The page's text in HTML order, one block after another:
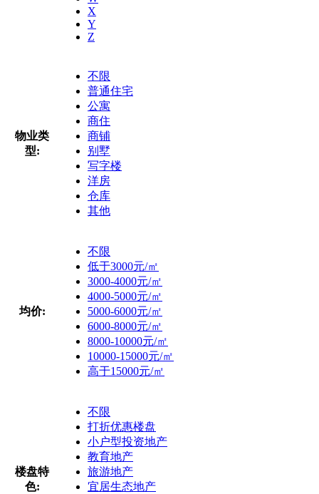
X
Y
Z
物业类
型:
不限
普通住宅
公寓
商住
商铺
别墅
写字楼
洋房
仓库
其他
均价:
不限
低于3000元/㎡
3000-4000元/㎡
4000-5000元/㎡
5000-6000元/㎡
6000-8000元/㎡
8000-10000元/㎡
10000-15000元/㎡
高于15000元/㎡
楼盘特
色:
不限
打折优惠楼盘
小户型投资地产
教育地产
旅游地产
宜居生态地产